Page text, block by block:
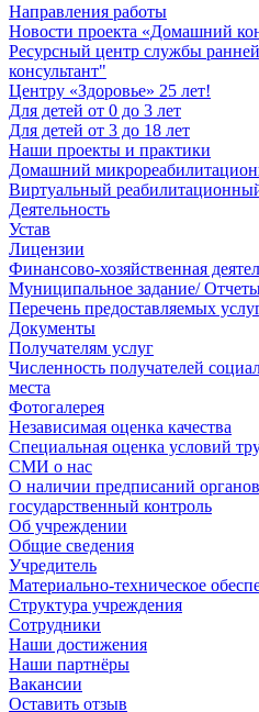
Направления работы
Новости проекта «Домашний
Ресурсный центр службы
консультант"
Центру «Здоровье» 25 лет!
Для детей от 0 до 3 лет
Для детей от 3 до 18 лет
Наши проекты и практики
Домашний
Виртуальный
Деятельность
Устав
Лицензии
Финансово-хозяйственная
Муниципальное задание/
Перечень предоставляемых
Документы
Получателям услуг
Численность получателей
места
Фотогалерея
Независимая оценка качества
Специальная оценка условий
СМИ о нас
О наличии предписаний
государственный контроль
Об учреждении
Общие сведения
Учредитель
Материально-техническое
Структура учреждения
Сотрудники
Наши достижения
Наши партнёры
Вакансии
Оставить отзыв